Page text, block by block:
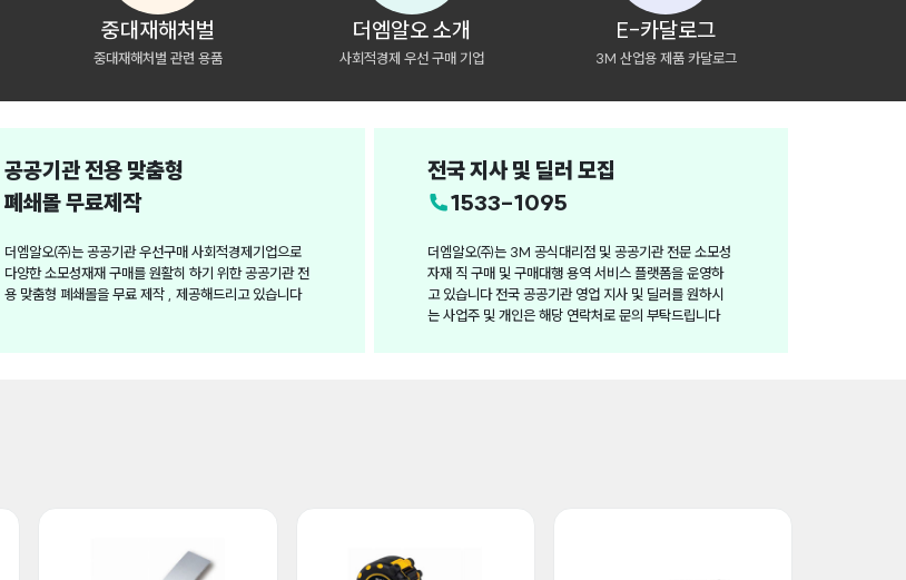
중대재해처벌
중대재해처벌 관련 용품
더엠알오 소개
사회적경제 우선 구매 기업
E-카달로그
3M 산업용 제품 카달로그
공공기관 전용 맞춤형
폐쇄몰 무료제작
더엠알오㈜는 공공기관 우선구매 사회적경제기업으로
다양한 소모성재재 구매를 원활히 하기 위한 공공기관 전
용 맞춤형 폐쇄몰을 무료 제작 , 제공해드리고 있습니다
전국 지사 및 딜러 모집
1533-1095
더엠알오㈜는 3M 공식대리점 및 공공기관 전문 소모성
자재 직 구매 및 구매대행 용역 서비스 플랫폼을 운영하
고 있습니다 전국 공공기관 영업 지사 및 딜러를 원하시
는 사업주 및 개인은 해당 연락처로 문의 부탁드립니다